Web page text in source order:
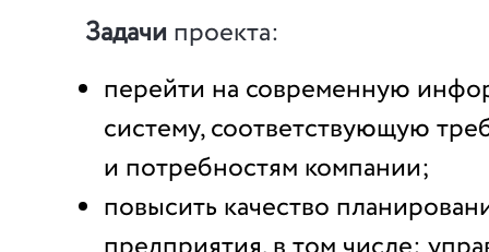
Задачи проекта:
перейти на современную
систему, соответствующую
и потребностям компании;
повысить качество